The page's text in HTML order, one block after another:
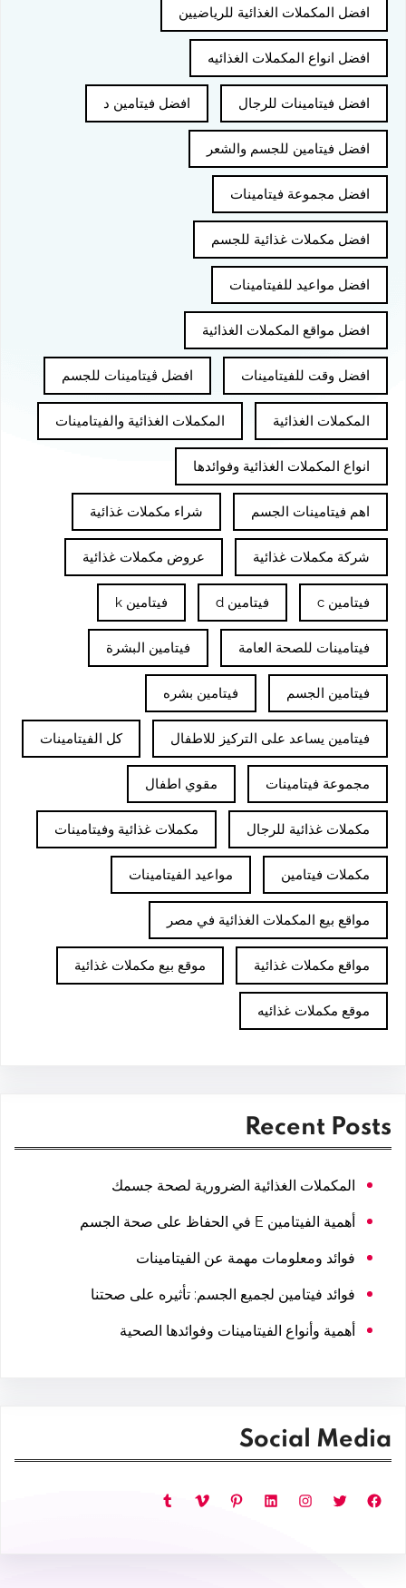
افضل المكملات الغذائية للرياضيين
افضل انواع المكملات الغذائيه
افضل فيتامينات للرجال افضل فيتامين د
افضل فيتامين للجسم والشعر
افضل مجموعة فيتامينات
افضل مكملات غذائية للجسم
افضل مواعيد للفيتامينات
افضل مواقع المكملات الغذائية
افضل وقت للفيتامينات افضل ڤيتامينات للجسم
المكملات الغذائية المكملات الغذائية والفيتامينات
انواع المكملات الغذائية وفوائدها
اهم فيتامينات الجسم شراء مكملات غذائية
شركة مكملات غذائية عروض مكملات غذائية
فيتامين c فيتامين d فيتامين k
فيتامينات للصحة العامة فيتامين البشرة
فيتامين الجسم فيتامين بشره
فيتامين يساعد على التركيز للاطفال كل الفيتامينات
مجموعة فيتامينات مقوي اطفال
مكملات غذائية للرجال مكملات غذائية وفيتامينات
مكملات فيتامين مواعيد الفيتامينات
مواقع بيع المكملات الغذائية في مصر
مواقع مكملات غذائية موقع بيع مكملات غذائية
موقع مكملات غذائيه
Recent Posts
المكملات الغذائية الضرورية لصحة جسمك
أهمية الفيتامين E في الحفاظ على صحة الجسم
فوائد ومعلومات مهمة عن الفيتامينات
فوائد فيتامين لجميع الجسم: تأثيره على صحتنا
أهمية وأنواع الفيتامينات وفوائدها الصحية
Social Media
فيسبوك تويتر إنستجرام لينكد إن بينتريست فيميو تمبلر